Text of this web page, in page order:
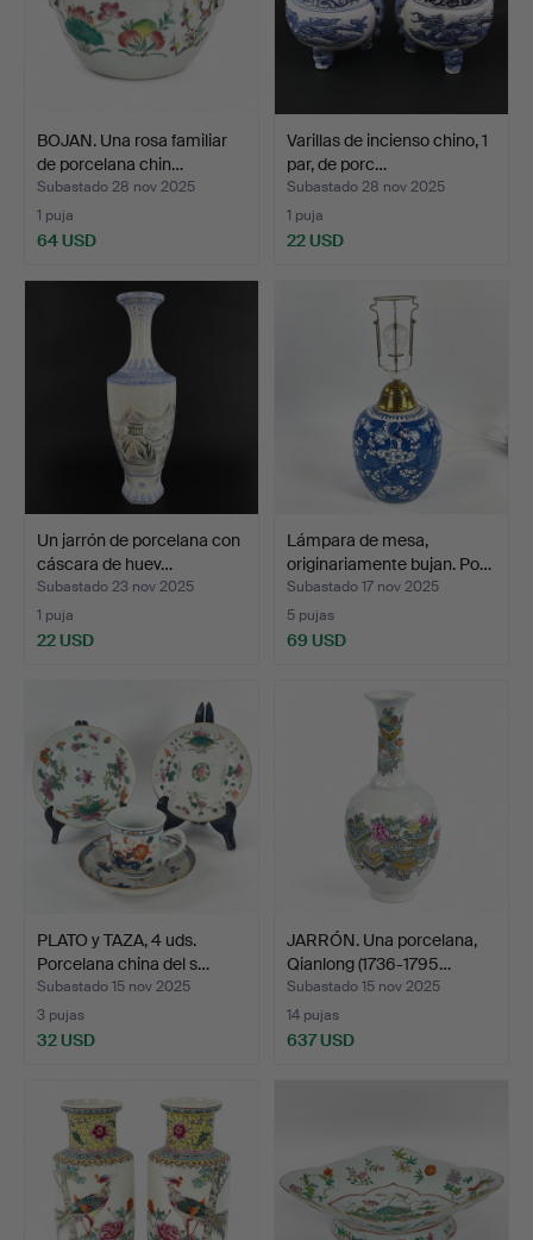
BOJAN. Una rosa familiar
de porcelana chin…
Subastado 28 nov 2025
1 puja
64 USD
Varillas de incienso chino, 1
par, de porc…
Subastado 28 nov 2025
1 puja
22 USD
Un jarrón de porcelana con
cáscara de huev…
Subastado 23 nov 2025
1 puja
22 USD
Lámpara de mesa,
originariamente bujan. Po…
Subastado 17 nov 2025
5 pujas
69 USD
PLATO y TAZA, 4 uds.
Porcelana china del s…
Subastado 15 nov 2025
3 pujas
32 USD
JARRÓN. Una porcelana,
Qianlong (1736-1795…
Subastado 15 nov 2025
14 pujas
637 USD